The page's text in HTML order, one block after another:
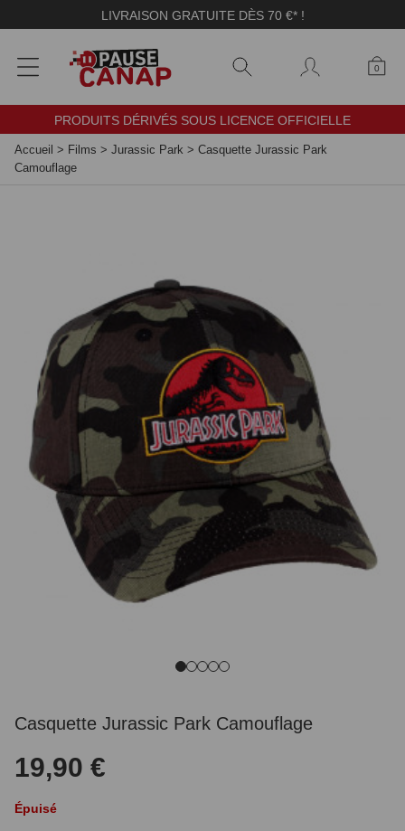
LIVRAISON GRATUITE DÈS 70 €* !
0
PRODUITS DÉRIVÉS SOUS LICENCE OFFICIELLE
Accueil > Films > Jurassic Park > Casquette Jurassic Park
Camouflage
Casquette Jurassic Park Camouflage
19,90 €
Épuisé
Panneau de gestion des cookies